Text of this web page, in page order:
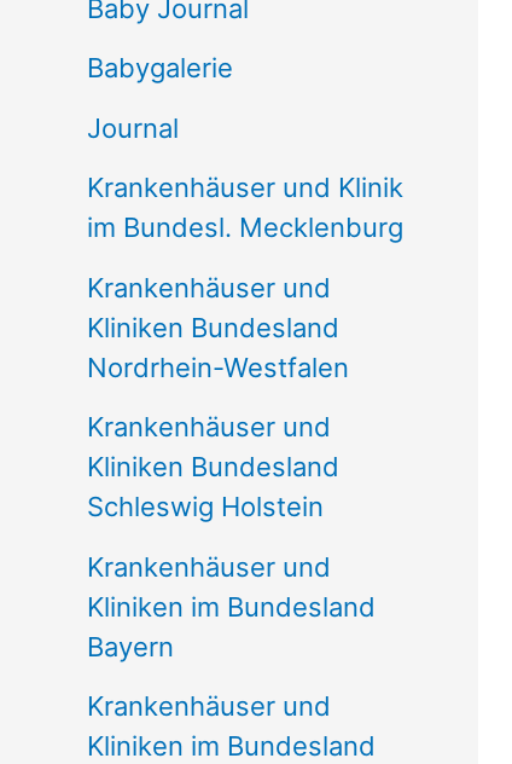
n
n
c
h
:
Baby Journal
Babygalerie
Journal
Krankenhäuser und Klinik
im Bundesl. Mecklenburg
Krankenhäuser und
Kliniken Bundesland
Nordrhein-Westfalen
Krankenhäuser und
Kliniken Bundesland
Schleswig Holstein
Krankenhäuser und
Kliniken im Bundesland
Bayern
Krankenhäuser und
Kliniken im Bundesland